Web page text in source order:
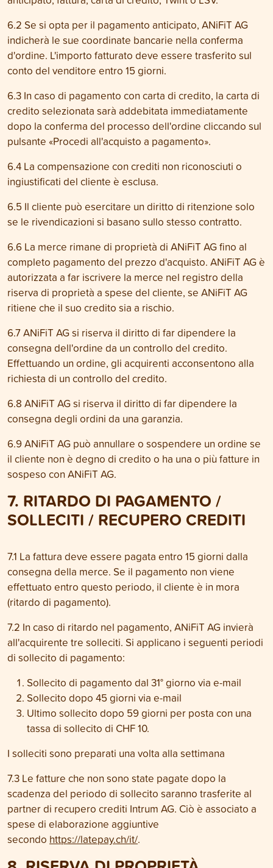
6.2 Se si opta per il pagamento anticipato, ANiFiT AG
indicherà le sue coordinate bancarie nella conferma
d'ordine. L'importo fatturato deve essere trasferito sul
conto del venditore entro 15 giorni.
6.3 In caso di pagamento con carta di credito, la carta di
credito selezionata sarà addebitata immediatamente
dopo la conferma del processo dell'ordine cliccando sul
pulsante «Procedi all'acquisto a pagamento».
6.4 La compensazione con crediti non riconosciuti o
ingiustificati del cliente è esclusa.
6.5 Il cliente può esercitare un diritto di ritenzione solo
se le rivendicazioni si basano sullo stesso contratto.
6.6 La merce rimane di proprietà di ANiFiT AG fino al
completo pagamento del prezzo d'acquisto. ANiFiT AG è
autorizzata a far iscrivere la merce nel registro della
riserva di proprietà a spese del cliente, se ANiFiT AG
ritiene che il suo credito sia a rischio.
6.7 ANiFiT AG si riserva il diritto di far dipendere la
consegna dell'ordine da un controllo del credito.
Effettuando un ordine, gli acquirenti acconsentono alla
richiesta di un controllo del credito.
6.8 ANiFiT AG si riserva il diritto di far dipendere la
consegna degli ordini da una garanzia.
6.9 ANiFiT AG può annullare o sospendere un ordine se
il cliente non è degno di credito o ha una o più fatture in
sospeso con ANiFiT AG.
7. RITARDO DI PAGAMENTO /
SOLLECITI / RECUPERO CREDITI
7.1 La fattura deve essere pagata entro 15 giorni dalla
consegna della merce. Se il pagamento non viene
effettuato entro questo periodo, il cliente è in mora
(ritardo di pagamento).
7.2 In caso di ritardo nel pagamento, ANiFiT AG invierà
all'acquirente tre solleciti. Si applicano i seguenti periodi
di sollecito di pagamento:
Sollecito di pagamento dal 31° giorno via e-mail
Sollecito dopo 45 giorni via e-mail
Ultimo sollecito dopo 59 giorni per posta con una
tassa di sollecito di CHF 10.
I solleciti sono preparati una volta alla settimana
7.3 Le fatture che non sono state pagate dopo la
scadenza del periodo di sollecito saranno trasferite al
partner di recupero crediti Intrum AG. Ciò è associato a
spese di elaborazione aggiuntive
secondo https://latepay.ch/it/.